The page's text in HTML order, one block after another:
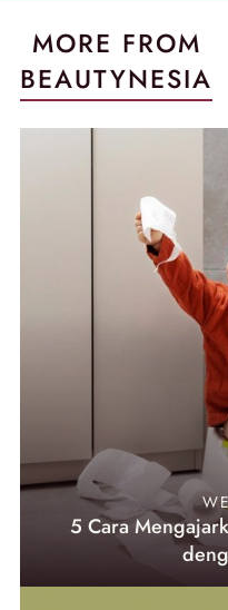
MORE FROM
BEAUTYNESIA
5 Cara